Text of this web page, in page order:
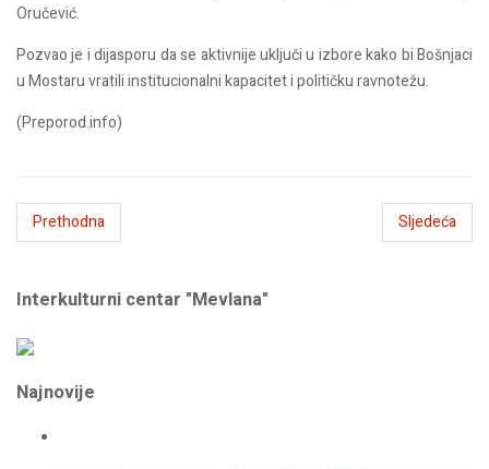
Oručević.
Pozvao je i dijasporu da se aktivnije uključi u izbore kako bi Bošnjaci
u Mostaru vratili institucionalni kapacitet i političku ravnotežu.
(Preporod.info)
Prethodna Sljedeća
Interkulturni centar "Mevlana"
Najnovije